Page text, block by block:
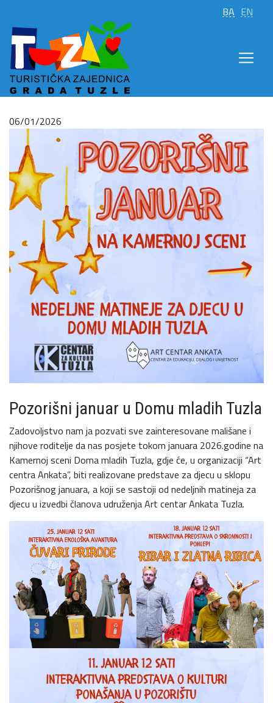
BA EN
06/01/2026
Pozorišni januar u Domu mladih Tuzla
Zadovoljstvo nam ja pozvati sve zainteresovane mališane i
njihove roditelje da nas posjete tokom januara 2026.godine na
Kamernoj sceni Doma mladih Tuzla, gdje će, u organizaciji “Art
centra Ankata”, biti realizovane predstave za djecu u sklopu
Pozorišnog januara, a koji se sastoji od nedeljnih matineja za
djecu u izvedbi članova udruženja Art centar Ankata Tuzla.